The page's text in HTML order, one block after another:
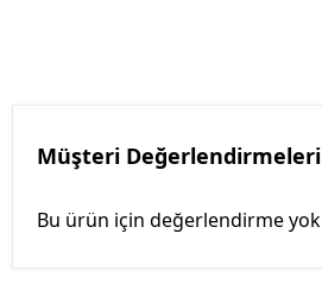
Müşteri Değerlendirmeleri
Bu ürün için değerlendirme yok